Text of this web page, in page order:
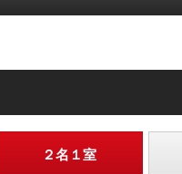
２名１室